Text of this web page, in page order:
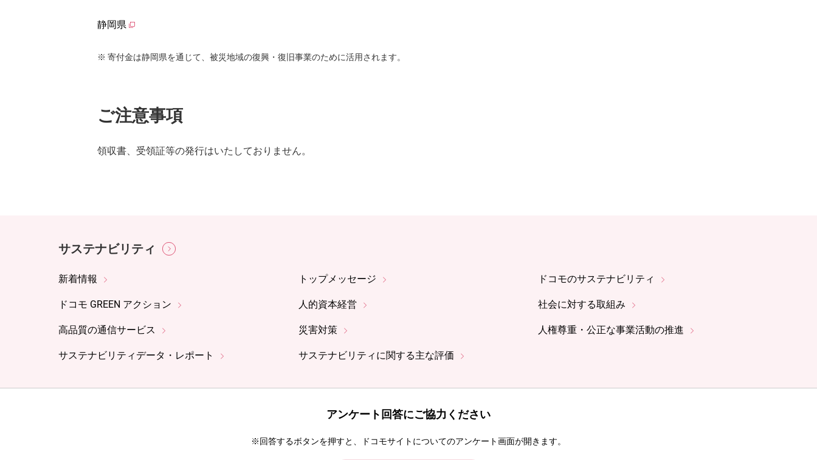
静岡県
寄付金は静岡県を通じて、被災地域の復興・復旧事業のために活用されます。
ご注意事項
領収書、受領証等の発行はいたしておりません。
サステナビリティ
新着情報 トップメッセージ ドコモのサステナビリティ
ドコモ GREEN アクション 人的資本経営 社会に対する取組み
高品質の通信サービス 災害対策 人権尊重・公正な事業活動の推進
サステナビリティデータ・レポート サステナビリティに関する主な評価
アンケート回答にご協力ください
※回答するボタンを押すと、ドコモサイトについてのアンケート画面が開きます。